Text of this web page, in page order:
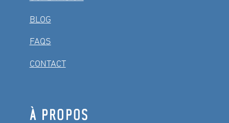
BLOG
FAQS
CONTACT
À PROPOS